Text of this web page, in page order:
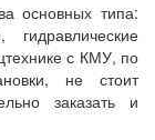
основных типа:
с КМУ, по
не стоит
заказать и